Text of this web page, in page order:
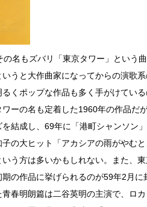
名もズバリ「東京タワー」という
うと大作曲家になってからの演歌
るくポップな作品も多く手がけてい
ーの名も定着した1960年の作品だ
結成し、69年に「港町シャンソン
の大ヒット「アカシアの雨がやむ
う方は多いかもしれない。また、
の作品に挙げられるのが59年2月
春明朗篇は二谷英明の主演で、ロ